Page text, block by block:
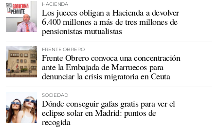
HACIENDA
Los jueces obligan a Hacienda a devolver
6.400 millones a más de tres millones de
pensionistas mutualistas
FRENTE OBRERO
Frente Obrero convoca una concentración
ante la Embajada de Marruecos para
denunciar la crisis migratoria en Ceuta
SOCIEDAD
Dónde conseguir gafas gratis para ver el
eclipse solar en Madrid: puntos de
recogida